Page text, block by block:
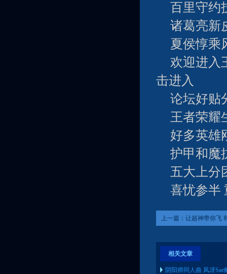
百里守约
诸葛亮新
夏侯惇乘
欢迎进入
击进入
论坛好贴
王者荣耀
好多英雄
护甲和魔
五大上分
喜忧参半
上一篇： 让超神带你飞
相关文章
阴阳师同人曲 凤冴